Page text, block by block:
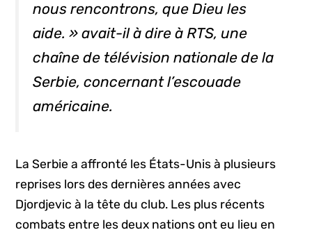
nous rencontrons, que Dieu les
aide. » avait-il à dire à RTS, une
chaîne de télévision nationale de la
Serbie, concernant l’escouade
américaine.
La Serbie a affronté les États-Unis à plusieurs
reprises lors des dernières années avec
Djordjevic à la tête du club. Les plus récents
combats entre les deux nations ont eu lieu en